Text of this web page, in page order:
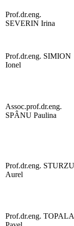
Prof.dr.eng.
SEVERIN Irina
Prof.dr.eng. SIMION
Ionel
Assoc.prof.dr.eng.
SPÂNU Paulina
Prof.dr.eng. STURZU
Aurel
Prof.dr.eng. TOPALA